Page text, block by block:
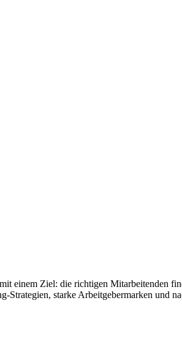
einem Ziel: die richtigen Mitarbeitenden
Strategien, starke Arbeitgebermarken und